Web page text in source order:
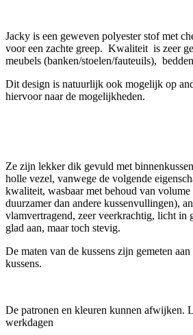
Jacky is een geweven polyester stof met
voor een zachte greep. Kwaliteit is zeer
meubels (banken/stoelen/fauteuils),
Dit design is natuurlijk ook mogelijk op
hiervoor naar de mogelijkheden.
Ze zijn lekker dik gevuld met
holle vezel, vanwege de volgende
kwaliteit, wasbaar met behoud van
duurzamer dan andere kussenvullingen),
vlamvertragend, zeer veerkrachtig, licht in
glad aan, maar toch stevig.
De maten van de kussens zijn gemeten
kussens.
De patronen en kleuren kunnen afwijken.
werkdagen